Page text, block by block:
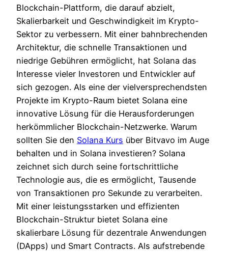
Blockchain-Plattform, die darauf abzielt,
Skalierbarkeit und Geschwindigkeit im Krypto-
Sektor zu verbessern. Mit einer bahnbrechenden
Architektur, die schnelle Transaktionen und
niedrige Gebühren ermöglicht, hat Solana das
Interesse vieler Investoren und Entwickler auf
sich gezogen. Als eine der vielversprechendsten
Projekte im Krypto-Raum bietet Solana eine
innovative Lösung für die Herausforderungen
herkömmlicher Blockchain-Netzwerke. Warum
sollten Sie den Solana Kurs über Bitvavo im Auge
behalten und in Solana investieren? Solana
zeichnet sich durch seine fortschrittliche
Technologie aus, die es ermöglicht, Tausende
von Transaktionen pro Sekunde zu verarbeiten.
Mit einer leistungsstarken und effizienten
Blockchain-Struktur bietet Solana eine
skalierbare Lösung für dezentrale Anwendungen
(DApps) und Smart Contracts. Als aufstrebende